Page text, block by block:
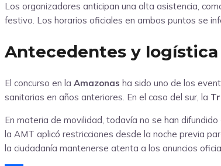
Los organizadores anticipan una alta asistencia,
festivo. Los horarios oficiales en ambos puntos se
Antecedentes y logística
El concurso en la Amazonas ha sido uno de los
sanitarias en años anteriores. En el caso del sur, la
En materia de movilidad, todavía no se han
la AMT aplicó restricciones desde la noche previa
la ciudadanía mantenerse atenta a los anuncios